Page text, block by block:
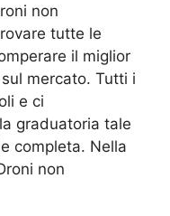
non
tutte le
il miglior
mercato. Tutti i
e ci
graduatoria tale
completa. Nella
non